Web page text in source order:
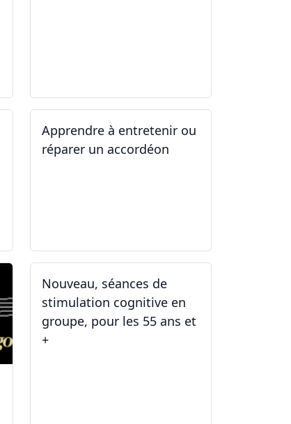
Apprendre à entretenir ou
réparer un accordéon
Nouveau, séances de
stimulation cognitive en
groupe, pour les 55 ans et
+